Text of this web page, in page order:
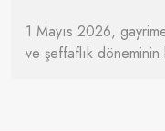
1 Mayıs 2026,
ve şeffaflık döneminin